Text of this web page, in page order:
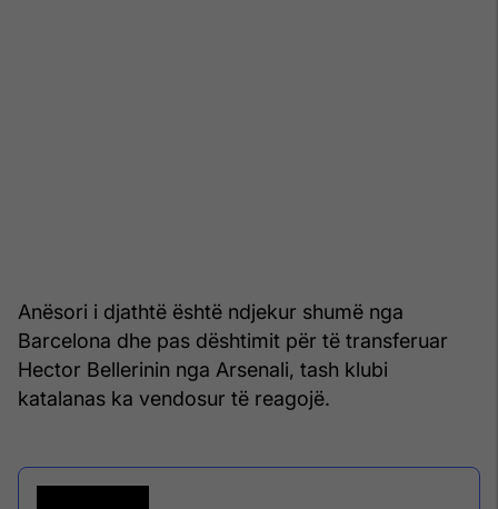
Anësori i djathtë është ndjekur shumë nga
Barcelona dhe pas dështimit për të transferuar
Hector Bellerinin nga Arsenali, tash klubi
katalanas ka vendosur të reagojë.